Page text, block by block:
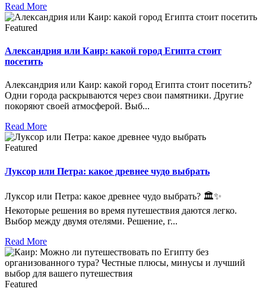
Read More
Featured
Александрия или Каир: какой город Египта стоит
посетить
Александрия или Каир: какой город Египта стоит посетить?
Одни города раскрываются через свои памятники. Другие
покоряют своей атмосферой. Выб...
Read More
Featured
Луксор или Петра: какое древнее чудо выбрать
Луксор или Петра: какое древнее чудо выбрать? 🏛️✨
Некоторые решения во время путешествия даются легко.
Выбор между двумя отелями. Решение, г...
Read More
Featured